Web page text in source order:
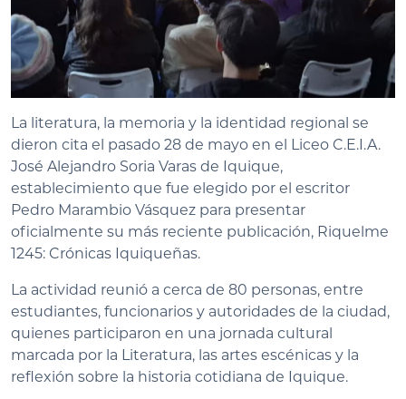
La literatura, la memoria y la identidad regional se
dieron cita el pasado 28 de mayo en el Liceo C.E.I.A.
José Alejandro Soria Varas de Iquique,
establecimiento que fue elegido por el escritor
Pedro Marambio Vásquez para presentar
oficialmente su más reciente publicación, Riquelme
1245: Crónicas Iquiqueñas.
La actividad reunió a cerca de 80 personas, entre
estudiantes, funcionarios y autoridades de la ciudad,
quienes participaron en una jornada cultural
marcada por la Literatura, las artes escénicas y la
reflexión sobre la historia cotidiana de Iquique.